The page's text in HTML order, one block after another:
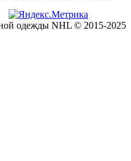
одежды NHL © 2015-2025